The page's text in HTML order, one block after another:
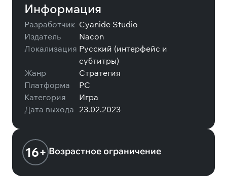
Информация
Разработчик Cyanide Studio
Издатель
Nacon
Локализация Русский (интерфейс и
субтитры)
Жанр
Стратегия
Платформа
PC
Категория
Игра
Дата выхода 23.02.2023
16+ Возрастное ограничение